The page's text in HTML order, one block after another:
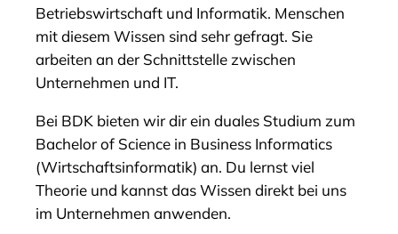
Betriebswirtschaft und Informatik. Menschen
mit diesem Wissen sind sehr gefragt. Sie
arbeiten an der Schnittstelle zwischen
Unternehmen und IT.
Bei BDK bieten wir dir ein duales Studium zum
Bachelor of Science in Business Informatics
(Wirtschaftsinformatik) an. Du lernst viel
Theorie und kannst das Wissen direkt bei uns
im Unternehmen anwenden.